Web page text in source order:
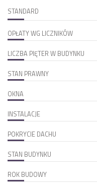
STANDARD
OPŁATY WG LICZNIKÓW
LICZBA PIĘTER W BUDYNKU
STAN PRAWNY
OKNA
INSTALACJE
POKRYCIE DACHU
STAN BUDYNKU
ROK BUDOWY